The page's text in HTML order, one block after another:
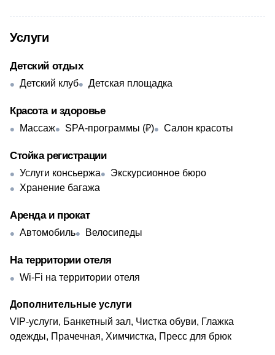
Услуги
Детский отдых
Детский клуб Детская площадка
Красота и здоровье
Массаж SPA-программы (₽) Салон красоты
Стойка регистрации
Услуги консьержа
Экскурсионное бюро
Хранение багажа
Аренда и прокат
Автомобиль Велосипеды
На территории отеля
Wi-Fi на территории отеля
Дополнительные услуги
VIP-услуги, Банкетный зал, Чистка обуви, Глажка
одежды, Прачечная, Химчистка, Пресс для брюк